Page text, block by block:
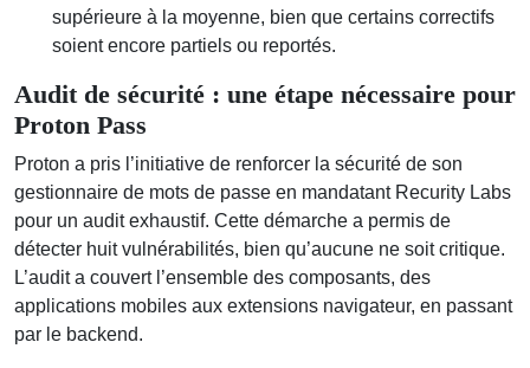
supérieure à la moyenne, bien que certains correctifs
soient encore partiels ou reportés.
Audit de sécurité : une étape nécessaire pour
Proton Pass
Proton a pris l’initiative de renforcer la sécurité de son
gestionnaire de mots de passe en mandatant Recurity Labs
pour un audit exhaustif. Cette démarche a permis de
détecter huit vulnérabilités, bien qu’aucune ne soit critique.
L’audit a couvert l’ensemble des composants, des
applications mobiles aux extensions navigateur, en passant
par le backend.